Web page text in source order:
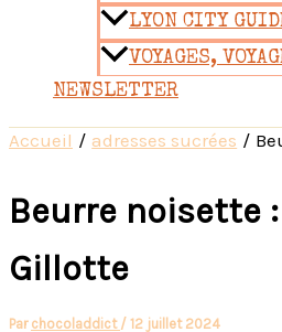
LYON CITY
VOYAGES,
NEWSLETTER
Accueil adresses sucrées
Beurre noisette
Gillotte
Par chocoladdict / 12 juillet 2024